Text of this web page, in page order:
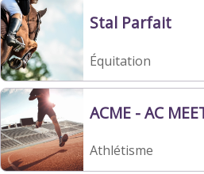
Stal Parfait
Équitation
ACME - AC
Athlétisme